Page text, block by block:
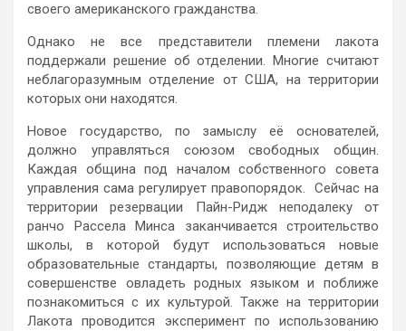
своего американского гражданства.
Однако не все представители племени лакота
поддержали решение об отделении. Многие считают
неблагоразумным отделение от США, на территории
которых они находятся.
Новое государство, по замыслу её основателей,
должно управляться союзом свободных общин.
Каждая община под началом собственного совета
управления сама регулирует правопорядок. Сейчас на
территории резервации Пайн-Ридж неподалеку от
ранчо Рассела Минса заканчивается строительство
школы, в которой будут использоваться новые
образовательные стандарты, позволяющие детям в
совершенстве овладеть родных языком и поближе
познакомиться с их культурой. Также на территории
Лакота проводится эксперимент по использованию